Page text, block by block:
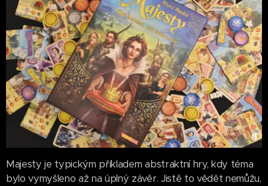
Majesty je typickým příkladem abstraktní hry, kdy téma
bylo vymyšleno až na úplný závěr. Jistě to vědět nemůžu,